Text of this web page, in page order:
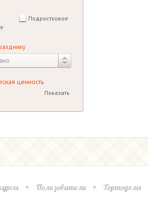
Подростковое
ценность
Показать
Пользователи Тортоделы